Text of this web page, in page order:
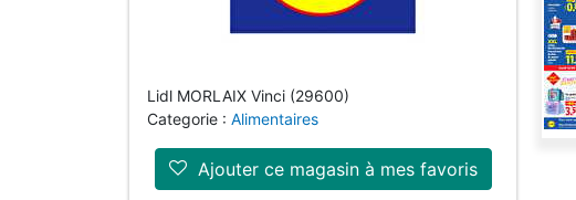
Lidl MORLAIX Vinci (29600)
Categorie : Alimentaires
Ajouter ce magasin à mes favoris